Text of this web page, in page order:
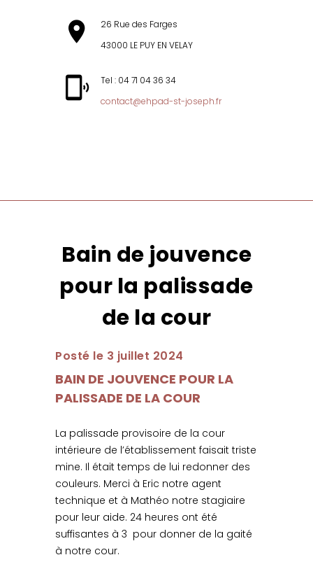
26 Rue des Farges
43000 LE PUY EN VELAY
Tel : 04 71 04 36 34
contact@ehpad-st-joseph.fr
Bain de jouvence
pour la palissade
de la cour
Posté le 3 juillet 2024
BAIN DE JOUVENCE POUR LA
PALISSADE DE LA COUR
La palissade provisoire de la cour
intérieure de l’établissement faisait triste
mine. Il était temps de lui redonner des
couleurs. Merci à Eric notre agent
technique et à Mathéo notre stagiaire
pour leur aide. 24 heures ont été
suffisantes à 3 pour donner de la gaité
à notre cour.